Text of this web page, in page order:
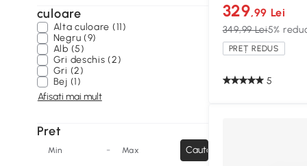
culoare
Alta culoare (11)
Negru (9)
Alb (5)
Gri deschis (2)
Gri (2)
Bej (1)
Afisati mai mult
Pret
Min - Max Cauta
329,99 Lei
349,99 Lei5%
PREȚ REDUS
5